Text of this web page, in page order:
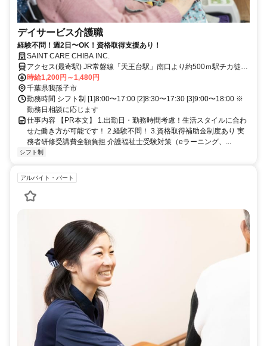
デイサービス介護職
経験不問！週2日〜OK！資格取得支援あり！
SAINT CARE CHIBA INC.
アクセス(最寄駅) JR常磐線「天王台駅」南口より約500ｍ駅チカ徒歩
6分 ＜受付窓口＞セントケア千葉株式会社 千葉県千葉市中央区新町1-
17 JPR千葉ビル12F
時給1,200円～1,480円
千葉県我孫子市
勤務時間 シフト制 [1]8:00〜17:00 [2]8:30〜17:30 [3]9:00〜18:00 ※
勤務日相談に応じます
仕事内容 【PR本文】 1.出勤日・勤務時間考慮！生活スタイルに合わ
せた働き方が可能です！ 2.経験不問！ 3.資格取得補助金制度あり 実
務者研修受講費全額負担 介護福祉士受験対策（eラーニング、...
シフト制
アルバイト・パート